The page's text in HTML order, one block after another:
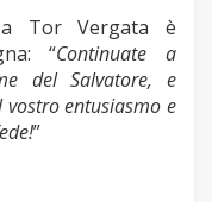
a Tor Vergata è
“Continuate a
del Salvatore, e
entusiasmo e
”